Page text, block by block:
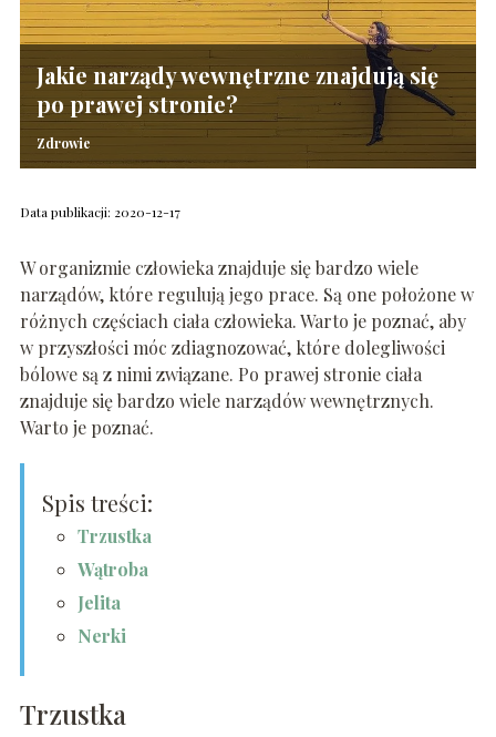
Jakie narządy wewnętrzne znajdują się
po prawej stronie?
Zdrowie
Data publikacji: 2020-12-17
W organizmie człowieka znajduje się bardzo wiele
narządów, które regulują jego prace. Są one położone w
różnych częściach ciała człowieka. Warto je poznać, aby
w przyszłości móc zdiagnozować, które dolegliwości
bólowe są z nimi związane. Po prawej stronie ciała
znajduje się bardzo wiele narządów wewnętrznych.
Warto je poznać.
Spis treści:
Trzustka
Wątroba
Jelita
Nerki
Trzustka